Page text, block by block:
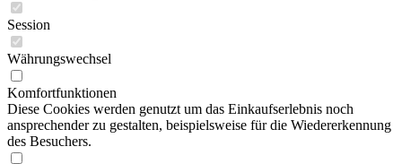
Session
Währungswechsel
Komfortfunktionen
Diese Cookies werden genutzt um das Einkaufserlebnis noch
ansprechender zu gestalten, beispielsweise für die Wiedererkennung
des Besuchers.